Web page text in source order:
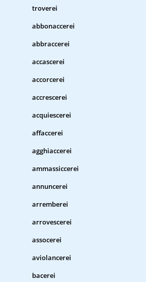
troverei
abbonaccerei
abbraccerei
accascerei
accorcerei
accrescerei
acquiescerei
affaccerei
agghiaccerei
ammassiccerei
annuncerei
arremberei
arrovescerei
assocerei
aviolancerei
bacerei